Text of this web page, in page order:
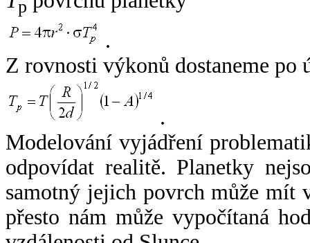
p
.
Z rovnosti výkonů dostaneme po
.
Modelování vyjádření
odpovídat realitě. Planetky
samotný jejich povrch může mít
přesto nám může vypočítaná